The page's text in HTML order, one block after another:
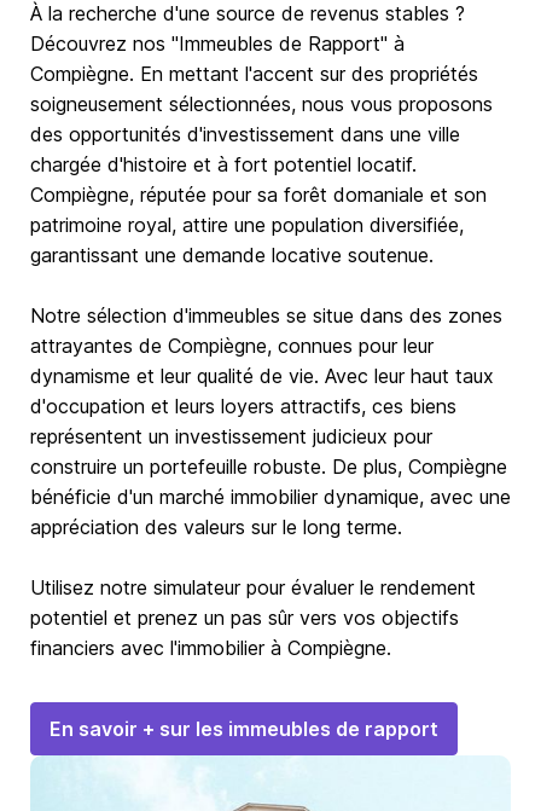
À la recherche d'une source de revenus stables ?
Découvrez nos "Immeubles de Rapport" à
Compiègne. En mettant l'accent sur des propriétés
soigneusement sélectionnées, nous vous proposons
des opportunités d'investissement dans une ville
chargée d'histoire et à fort potentiel locatif.
Compiègne, réputée pour sa forêt domaniale et son
patrimoine royal, attire une population diversifiée,
garantissant une demande locative soutenue.
Notre sélection d'immeubles se situe dans des zones
attrayantes de Compiègne, connues pour leur
dynamisme et leur qualité de vie. Avec leur haut taux
d'occupation et leurs loyers attractifs, ces biens
représentent un investissement judicieux pour
construire un portefeuille robuste. De plus, Compiègne
bénéficie d'un marché immobilier dynamique, avec une
appréciation des valeurs sur le long terme.
Utilisez notre simulateur pour évaluer le rendement
potentiel et prenez un pas sûr vers vos objectifs
financiers avec l'immobilier à Compiègne.
En savoir + sur les immeubles de rapport